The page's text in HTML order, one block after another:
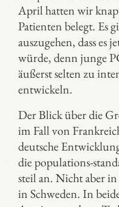
April hatten wir
Patienten belegt. Es
auszugehen, dass es
würde, denn junge
äußerst selten zu
entwickeln.
Der Blick über die
im Fall von
deutsche
die populations-
steil an. Nicht aber
in Schweden. In